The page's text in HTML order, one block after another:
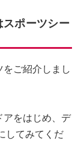
スポーツシー
ご紹介しまし
アをはじめ、デ
してみてくだ